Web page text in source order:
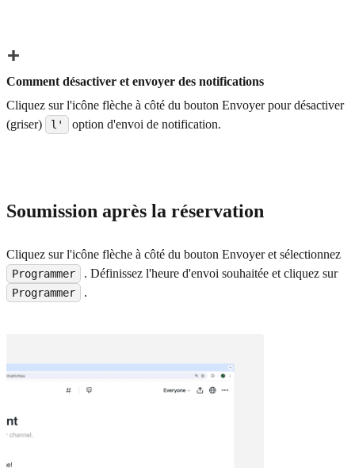
Comment désactiver et envoyer des notifications
Cliquez sur l'icône flèche à côté du bouton Envoyer pour désactiver
(griser)
l' option d'envoi de notification.
Soumission après la réservation
Cliquez sur l'icône flèche à côté du bouton Envoyer et sélectionnez
Programmer . Définissez l'heure d'envoi souhaitée et cliquez sur
Programmer .